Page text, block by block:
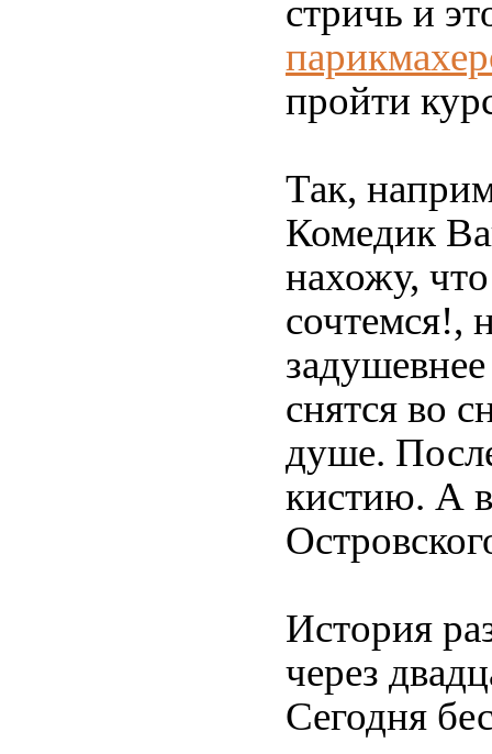
стричь и
пройти
Так,
Комедик
нахожу,
сочтемся!,
снятся во
душе.
кистию. А
История
через
Сегодня